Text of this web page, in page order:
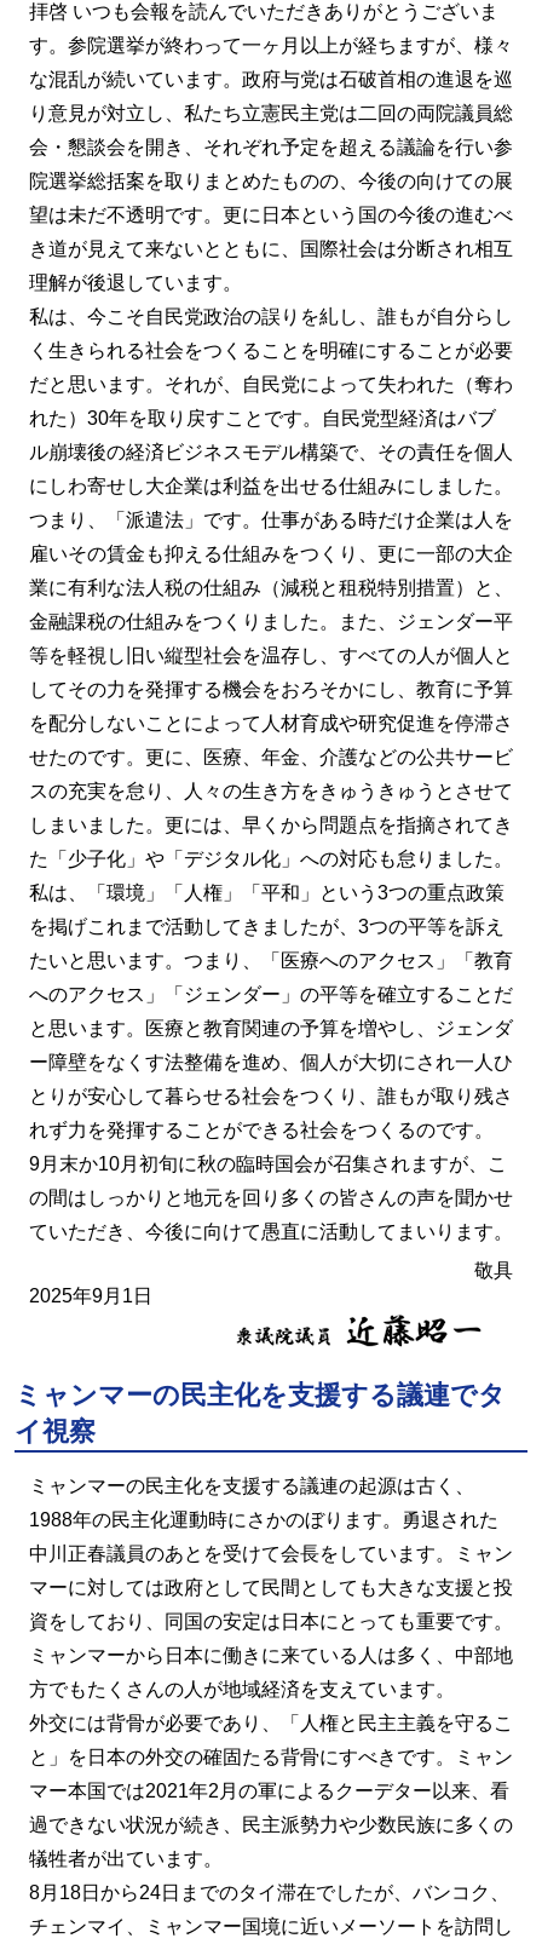
拝啓 いつも会報を読んでいただきありがとうございま
す。参院選挙が終わって一ヶ月以上が経ちますが、様々
な混乱が続いています。政府与党は石破首相の進退を巡
り意見が対立し、私たち立憲民主党は二回の両院議員総
会・懇談会を開き、それぞれ予定を超える議論を行い参
院選挙総括案を取りまとめたものの、今後の向けての展
望は未だ不透明です。更に日本という国の今後の進むべ
き道が見えて来ないとともに、国際社会は分断され相互
理解が後退しています。
私は、今こそ自民党政治の誤りを糺し、誰もが自分らし
く生きられる社会をつくることを明確にすることが必要
だと思います。それが、自民党によって失われた（奪わ
れた）30年を取り戻すことです。自民党型経済はバブ
ル崩壊後の経済ビジネスモデル構築で、その責任を個人
にしわ寄せし大企業は利益を出せる仕組みにしました。
つまり、「派遣法」です。仕事がある時だけ企業は人を
雇いその賃金も抑える仕組みをつくり、更に一部の大企
業に有利な法人税の仕組み（減税と租税特別措置）と、
金融課税の仕組みをつくりました。また、ジェンダー平
等を軽視し旧い縦型社会を温存し、すべての人が個人と
してその力を発揮する機会をおろそかにし、教育に予算
を配分しないことによって人材育成や研究促進を停滞さ
せたのです。更に、医療、年金、介護などの公共サービ
スの充実を怠り、人々の生き方をきゅうきゅうとさせて
しまいました。更には、早くから問題点を指摘されてき
た「少子化」や「デジタル化」への対応も怠りました。
私は、「環境」「人権」「平和」という3つの重点政策
を掲げこれまで活動してきましたが、3つの平等を訴え
たいと思います。つまり、「医療へのアクセス」「教育
へのアクセス」「ジェンダー」の平等を確立することだ
と思います。医療と教育関連の予算を増やし、ジェンダ
ー障壁をなくす法整備を進め、個人が大切にされ一人ひ
とりが安心して暮らせる社会をつくり、誰もが取り残さ
れず力を発揮することができる社会をつくるのです。
9月末か10月初旬に秋の臨時国会が召集されますが、こ
の間はしっかりと地元を回り多くの皆さんの声を聞かせ
ていただき、今後に向けて愚直に活動してまいります。
敬具
2025年9月1日
ミャンマーの民主化を支援する議連でタ
イ視察
ミャンマーの民主化を支援する議連の起源は古く、
1988年の民主化運動時にさかのぼります。勇退された
中川正春議員のあとを受けて会長をしています。ミャン
マーに対しては政府として民間としても大きな支援と投
資をしており、同国の安定は日本にとっても重要です。
ミャンマーから日本に働きに来ている人は多く、中部地
方でもたくさんの人が地域経済を支えています。
外交には背骨が必要であり、「人権と民主主義を守るこ
と」を日本の外交の確固たる背骨にすべきです。ミャン
マー本国では2021年2月の軍によるクーデター以来、看
過できない状況が続き、民主派勢力や少数民族に多くの
犠牲者が出ています。
8月18日から24日までのタイ滞在でしたが、バンコク、
チェンマイ、ミャンマー国境に近いメーソートを訪問し